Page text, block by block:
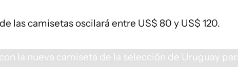
las camisetas oscilará entre US$ 80 y US$ 120.